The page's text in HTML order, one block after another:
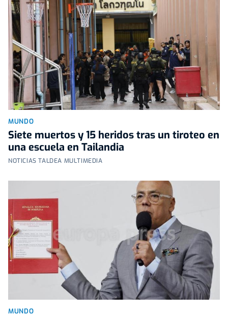
MUNDO
Siete muertos y 15 heridos tras un tiroteo en
una escuela en Tailandia
NOTICIAS TALDEA MULTIMEDIA
MUNDO